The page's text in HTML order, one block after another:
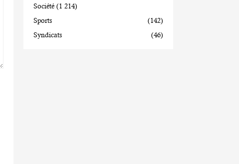
Société (1 214)
Sports
(142)
Syndicats
(46)